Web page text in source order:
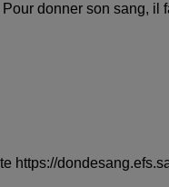
donner son sang, il
https://